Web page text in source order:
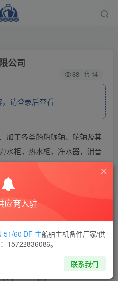
公司
88 14
，请登录后查看
加工各类船舶艉轴、舵轴及其
水柜，热水柜，净水器，消音
应商入驻
51/60 DF 主船舶主机备件厂家/供
15722836086。
联系我们